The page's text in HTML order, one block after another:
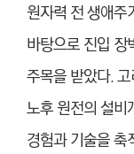
원자력 전 생애
바탕으로 진입
주목을 받았다.
노후 원전의 설비
경험과 기술을 축